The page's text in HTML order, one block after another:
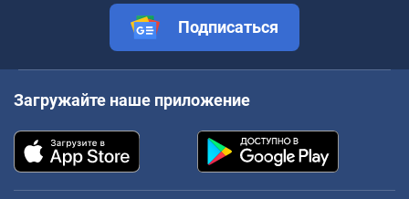
Подписаться
Загружайте наше приложение